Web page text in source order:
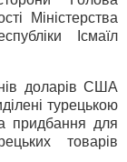
Міністерства
Ісмаїл
доларів США
турецькою
придбання для
товарів